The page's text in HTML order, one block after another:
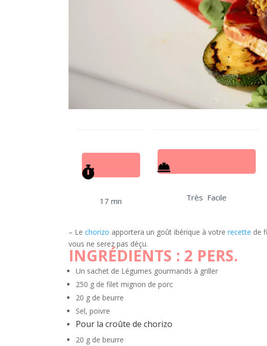
17 mn Très Facile
– Lechorizo apportera un goût ibérique à votrerecette de
vous ne serez pas déçu.
INGRÉDIENTS : 2 PERS.
Un sachet de Légumes gourmands à griller
250 g de filet mignon de porc
20 g de beurre
Sel, poivre
Pour la croûte de chorizo
20 g de beurre